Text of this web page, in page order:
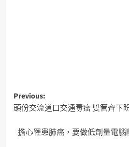
Previous:
頭份交流道口交通毒瘤 雙管齊下
擔心罹患肺癌，要做低劑量電